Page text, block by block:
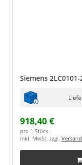
Siemens
918,40 €
pro 1 Stück
inkl. MwSt. zzgl. Versand